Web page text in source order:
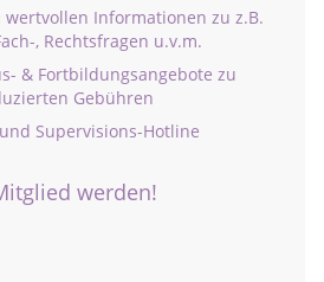
wertvollen Informationen zu z.B.
, Rechtsfragen u.v.m.
& Fortbildungsangebote zu
Gebühren
Supervisions-Hotline
werden!